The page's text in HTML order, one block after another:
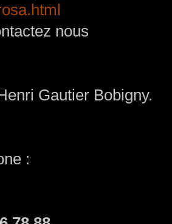
nous
Gautier Bobigny.
: